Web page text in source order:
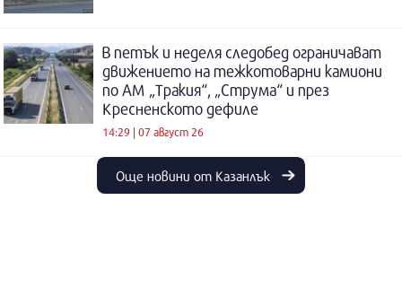
В петък и неделя следобед ограничават
движението на тежкотоварни камиони
по АМ „Тракия“, „Струма“ и през
Кресненското дефиле
14:29 | 07 август 26
Още новини от Казанлък